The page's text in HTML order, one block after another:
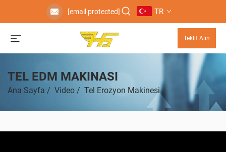
[email protected] TR
Teklif Alın
TEL EDM MAKINASI
Ana Sayfa / Video / Tel Erozyon Makinesi